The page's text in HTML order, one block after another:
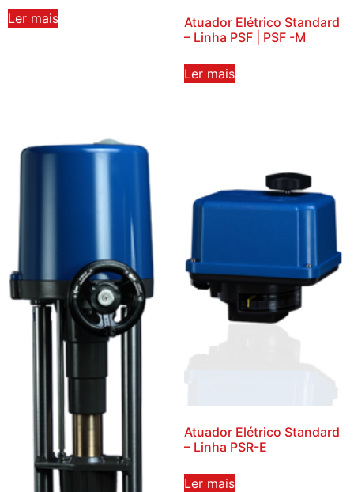
Ler mais
Atuador Elétrico Standard
– Linha PSF | PSF -M
Ler mais
Atuador Elétrico Standard
– Linha PSR-E
Ler mais